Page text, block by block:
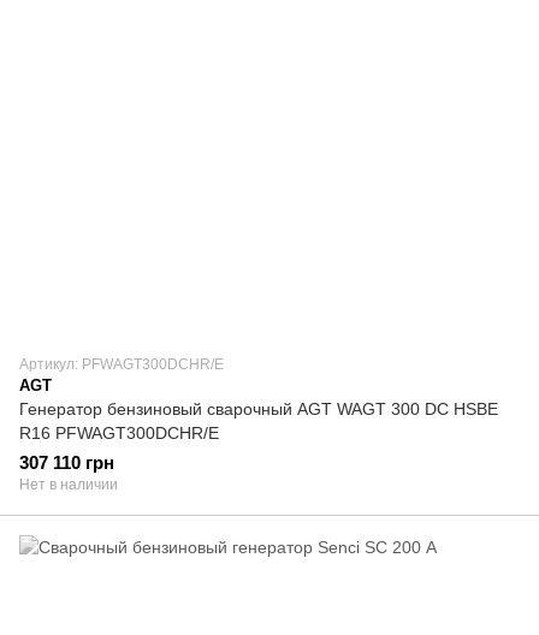
Артикул: PFWAGT300DCHR/E
AGT
Генератор бензиновый сварочный AGT WAGT 300 DC HSBE
R16 PFWAGT300DCHR/E
307 110 грн
Нет в наличии